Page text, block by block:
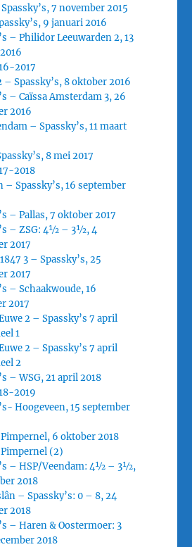
7 november 2015
9 januari 2016
– Philidor Leeuwarden 2, 13
2017
– Spassky’s, 8 oktober 2016
– Caïssa Amsterdam 3, 26
2016
– Spassky’s, 11 maart
8 mei 2017
2018
– Spassky’s, 16 september
– Pallas, 7 oktober 2017
– ZSG: 4½ – 3½, 4
2017
3 – Spassky’s, 25
2017
– Schaakwoude, 16
2017
2 – Spassky’s 7 april
1
2 – Spassky’s 7 april
2
– WSG, 21 april 2018
2019
Hoogeveen, 15 september
Pimpernel, 6 oktober 2018
Pimpernel (2)
– HSP/Veendam: 4½ – 3½,
2018
– Spassky’s: 0 – 8, 24
2018
– Haren & Oostermoer: 3
2018